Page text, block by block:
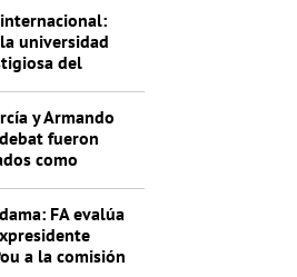
universidad
del
y Armando
fueron
como
FA evalúa
a la comisión